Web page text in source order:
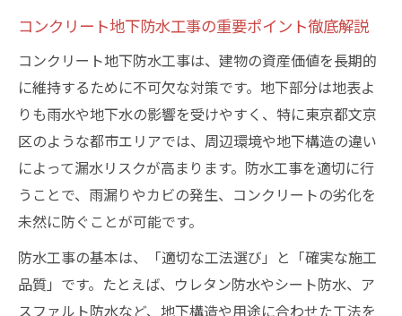
知る
費用を抑えるコンクリート地下防水工法の
選択
コンクリート地下防水工事の見積もり比較
術
コンクリート地下防水の費用対効果を考え
る
コンクリート地下で発生しやすい追加費用
とは
信頼できる工法を選ぶコンクリート地下対策
コンクリート地下防水工事の重要ポイント徹底解説
コンクリート地下防水工事は、建物の資産価値を長期的
に維持するために不可欠な対策です。地下部分は地表よ
りも雨水や地下水の影響を受けやすく、特に東京都文京
区のような都市エリアでは、周辺環境や地下構造の違い
によって漏水リスクが高まります。防水工事を適切に行
うことで、雨漏りやカビの発生、コンクリートの劣化を
未然に防ぐことが可能です。
防水工事の基本は、「適切な工法選び」と「確実な施工
品質」です。たとえば、ウレタン防水やシート防水、ア
スファルト防水など、地下構造や用途に合わせた工法を